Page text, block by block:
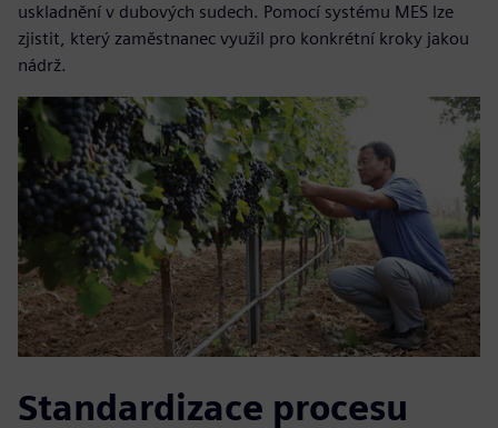
uskladnění v dubových sudech. Pomocí systému MES lze
zjistit, který zaměstnanec využil pro konkrétní kroky jakou
nádrž.
Standardizace procesu